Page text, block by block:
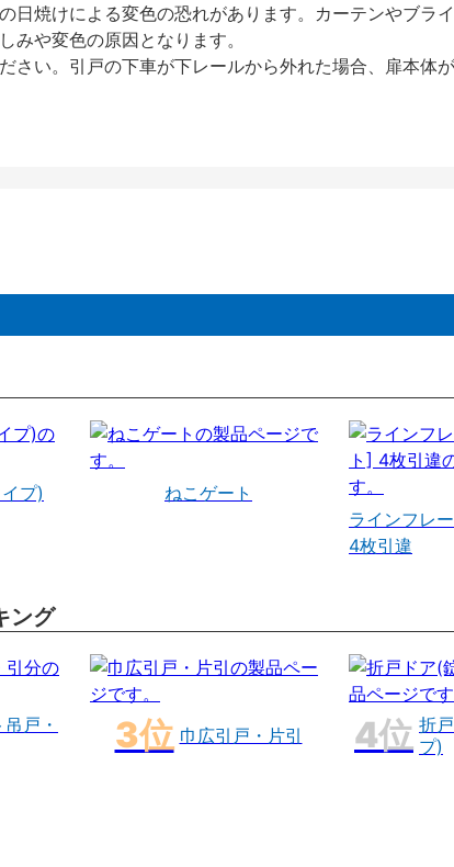
焼けによる変色の恐れがあります。カーテンやブラ
や変色の原因となります。
い。引戸の下車が下レールから外れた場合、扉本体
プ)
ねこゲート
ラインフレ
4枚引違
ング
戸・
巾広引戸・片引
折
プ)